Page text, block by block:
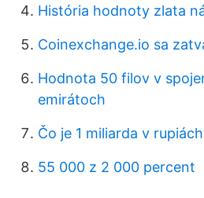
História hodnoty zlata
Coinexchange.io sa
Hodnota 50 filov v
emirátoch
Čo je 1 miliarda v rupiách
55 000 z 2 000 percent